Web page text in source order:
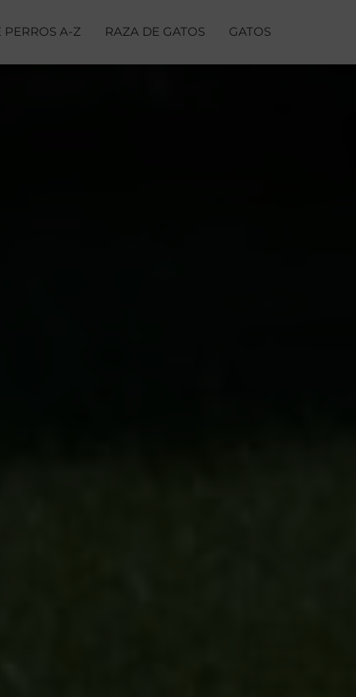
PERROS A-Z RAZA DE GATOS GATOS